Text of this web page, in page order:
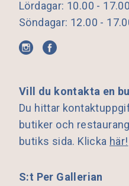
Vill du kontakta en
Du hittar
butiker och
butiks sida. Klicka här!
S:t Per Gallerian
Lördagar: 10.00 - 17.00
Söndagar: 12.00 -